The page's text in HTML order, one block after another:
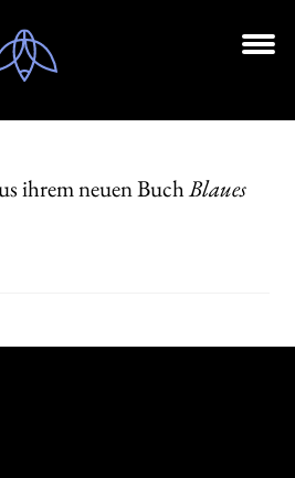
RIGHTS
ihrem neuen BuchBlaues